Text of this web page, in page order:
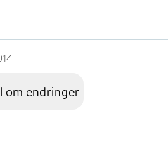
om endringer